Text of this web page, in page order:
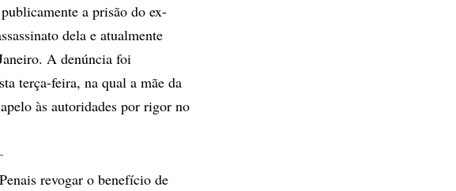
a prisão do ex-
dela e atualmente
A denúncia foi
terça-feira, na qual a mãe da
às autoridades por rigor no
revogar o benefício de